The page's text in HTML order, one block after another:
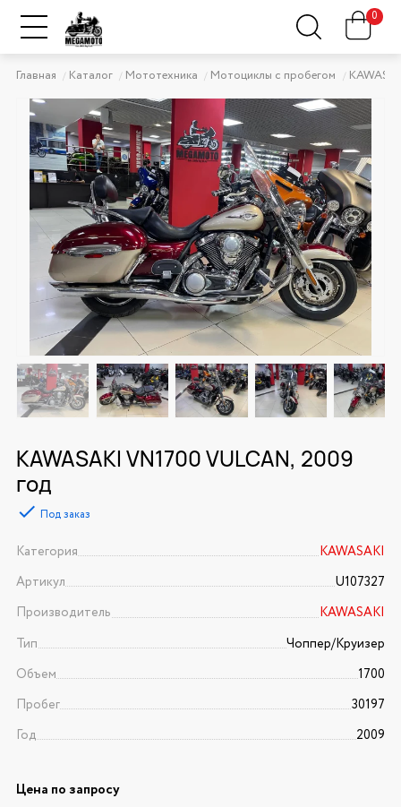
0
Главная Каталог Мототехника Мотоциклы с пробегом
KAWASAKI VN1700 VULCAN, 2009
год
Под заказ
Категория
KAWASAKI
Артикул
U107327
Производитель
KAWASAKI
Тип
Чоппер/Круизер
Объем
1700
Пробег
30197
Год
2009
Цена по запросу